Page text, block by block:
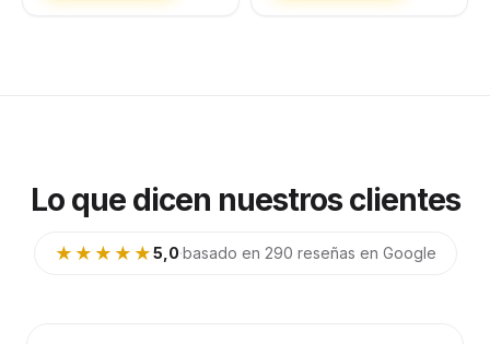
Lo que dicen nuestros clientes
★★★★★5,0·basado en 290 reseñas en Google